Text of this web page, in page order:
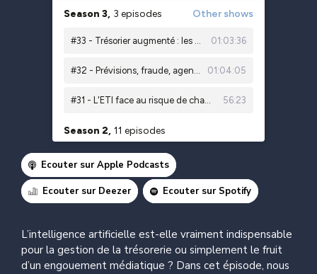
Ecouter sur Apple Podcasts
Ecouter sur Deezer Ecouter sur Spotify
L’intelligence artificielle est-elle vraiment indispensable
pour la gestion de la trésorerie ou simplement le fruit
d’un engouement médiatique ? Dans cet épisode, nous